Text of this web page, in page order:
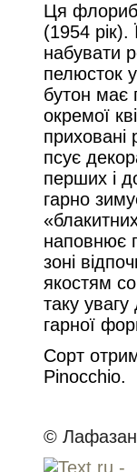
Ця
(1954 рік).
набувати
пелюсток
бутон має
окремої
псує
перших і
гарно
наповнює
зоні
якостям
таку увагу
гарної
Сорт
Pinocchio.
©